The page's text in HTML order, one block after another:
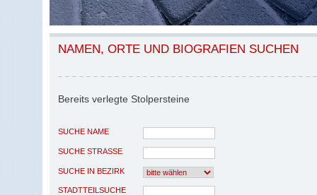
NAMEN, ORTE UND BIOGRAFIEN SUCHEN
Bereits verlegte Stolpersteine
SUCHE NAME
SUCHE STRASSE
SUCHE IN BEZIRK
STADTTEILSUCHE